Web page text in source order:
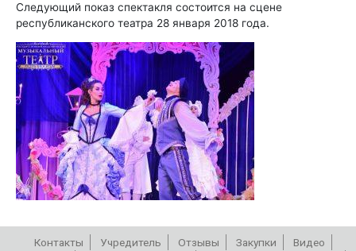
Следующий показ спектакля состоится на сцене
республиканского театра 28 января 2018 года.
Контакты Учредитель Отзывы Закупки
Видео